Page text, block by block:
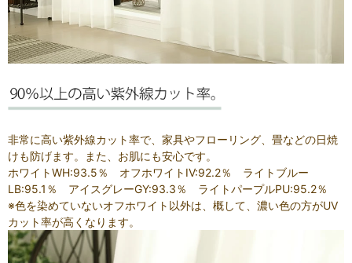
非常に高い紫外線カット率で、家具やフローリング、畳などの日焼
けも防げます。また、お肌にも安心です。
ホワイトWH:93.5％ オフホワイトIV:92.2％ ライトブルー
LB:95.1％ アイスグレーGY:93.3％ ライトパープルPU:95.2％
※色を染めていないオフホワイト以外は、概して、濃い色の方がUV
カット率が高くなります。